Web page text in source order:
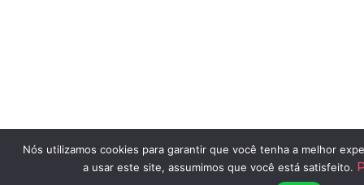
Nós utilizamos cookies para garantir que você tenha a melhor
a usar este site, assumimos que você está satisfeito.